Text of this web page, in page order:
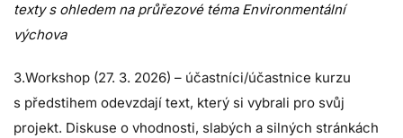
texty s ohledem na průřezové téma Environmentální
výchova
3.Workshop (27. 3. 2026) – účastníci/účastnice kurzu
s předstihem odevzdají text, který si vybrali pro svůj
projekt. Diskuse o vhodnosti, slabých a silných stránkách